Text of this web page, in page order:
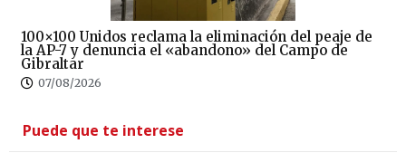
100×100 Unidos reclama la eliminación del peaje de
la AP-7 y denuncia el «abandono» del Campo de
Gibraltar
07/08/2026
Puede que te interese